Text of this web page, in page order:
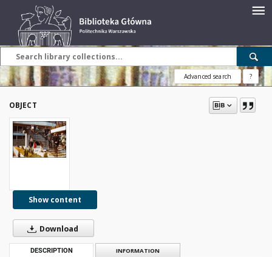
Advanced search ?
OBJECT
Show content
Download
DESCRIPTION INFORMATION